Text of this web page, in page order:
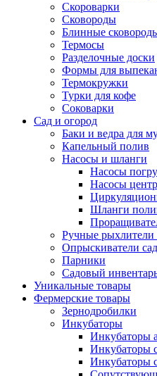
Скороварки
Сковороды
Блинные
Термосы
Разделочные доски
Формы для
Термокружки
Турки для кофе
Соковарки
Сад и огород
Баки и ведра для
Капельный полив
Насосы и шланги
Насосы
Насосы
Шланги
Ручные
Опрыскиватели
Парники
Садовый
Уникальные товары
Фермерские товары
Зернодробилки
Инкубаторы
Инкубаторы
Инкубаторы
Инкубаторы